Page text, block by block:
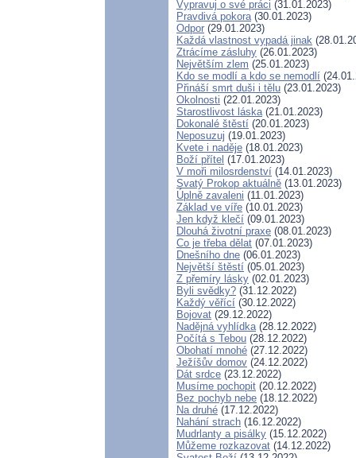
Vypravuj o své práci (31.01.2023)
Pravdivá pokora(30.01.2023)
Odpor (29.01.2023)
Každá vlastnost vypadá jinak
Ztrácíme zásluhy (26.01.2023)
Největším zlem (25.01.2023)
Kdo se modlí a kdo se nemodlí
Přináší smrt duši i tělu (23.01.2023)
Okolnosti (22.01.2023)
Starostlivost láska(21.01.2023)
Dokonalé štěstí (20.01.2023)
Neposuzuj (19.01.2023)
Kvete i naděje (18.01.2023)
Boží přítel (17.01.2023)
V moři milosrdenství (14.01.2023)
Svatý Prokop aktuálně (13.01.2023)
Úplně zavaleni (11.01.2023)
Základ ve víře (10.01.2023)
Jen když klečí (09.01.2023)
Dlouhá životní praxe (08.01.2023)
Co je třeba dělat (07.01.2023)
Dnešního dne (06.01.2023)
Největší štěstí (05.01.2023)
Z přemíry lásky (02.01.2023)
Byli svědky? (31.12.2022)
Každý věřící (30.12.2022)
Bojovat (29.12.2022)
Nadějná vyhlídka(28.12.2022)
Počítá s Tebou (28.12.2022)
Obohatí mnohé (27.12.2022)
Ježíšův domov (24.12.2022)
Dát srdce (23.12.2022)
Musíme pochopit (20.12.2022)
Bez pochyb nebe (18.12.2022)
Na druhé (17.12.2022)
Nahání strach (16.12.2022)
Mudrlanty a pisálky (15.12.2022)
Můžeme rozkazovat (14.12.2022)